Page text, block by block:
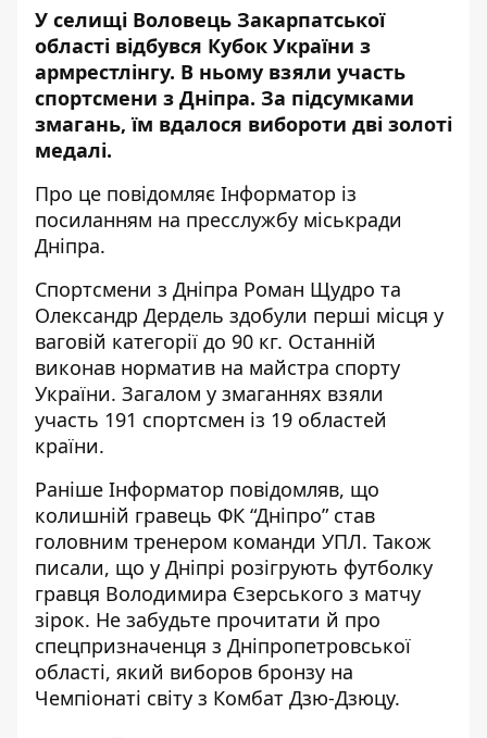
У селищі Воловець Закарпатської
області відбувся Кубок України з
армрестлінгу. В ньому взяли участь
спортсмени з Дніпра. За підсумками
змагань, їм вдалося вибороти дві золоті
медалі.
Про це повідомляє Інформатор із
посиланням на пресслужбу міськради
Дніпра.
Спортсмени з Дніпра Роман Щудро та
Олександр Дердель здобули перші місця у
ваговій категорії до 90 кг. Останній
виконав норматив на майстра спорту
України. Загалом у змаганнях взяли
участь 191 спортсмен із 19 областей
країни.
Раніше Інформатор повідомляв, що
колишній гравець ФК “Дніпро” став
головним тренером команди УПЛ. Також
писали, що у Дніпрі розігрують футболку
гравця Володимира Єзерського з матчу
зірок. Не забудьте прочитати й про
спецпризначенця з Дніпропетровської
області, який виборов бронзу на
Чемпіонаті світу з Комбат Дзю-Дзюцу.